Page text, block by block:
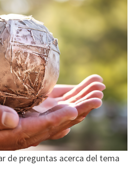
de preguntas acerca del tema